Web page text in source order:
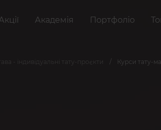
Академія Портфоліо
- індивідуальні тату-проєкти Курси тату-